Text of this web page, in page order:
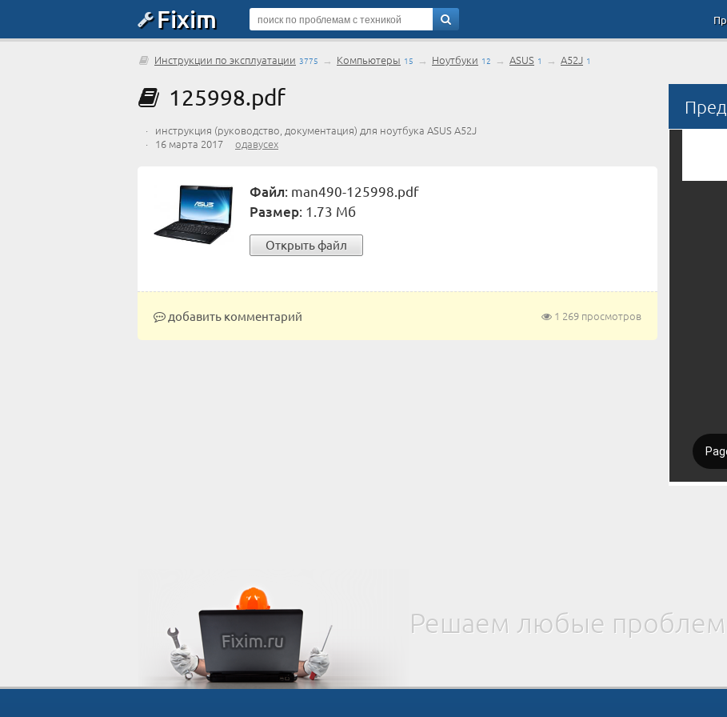
Fixim
Инструкции по эксплуатации 3775 → Компьютеры 15 → Ноутбуки 12 → ASUS 1 → A52J 1
125998.pdf
· инструкция (руководство, документация) для ноутбука ASUS A52J
· 16 марта 2017 одавусех
Файл: man490-125998.pdf
Размер: 1.73 Мб
Открыть файл
1 269 просмотров
добавить комментарий
Решаем любые